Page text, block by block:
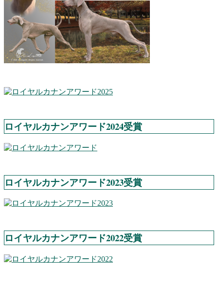
ロイヤルカナンアワード2024受賞
ロイヤルカナンアワード2023受賞
ロイヤルカナンアワード2022受賞